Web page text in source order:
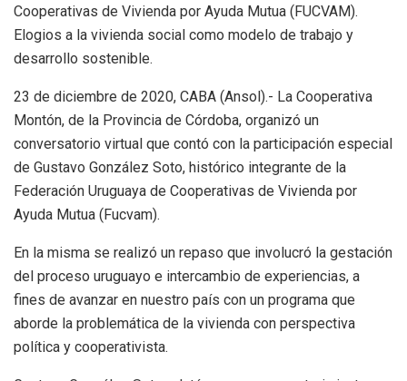
Cooperativas de Vivienda por Ayuda Mutua (FUCVAM).
Elogios a la vivienda social como modelo de trabajo y
desarrollo sostenible.
23 de diciembre de 2020, CABA (Ansol).- La Cooperativa
Montón, de la Provincia de Córdoba, organizó un
conversatorio virtual que contó con la participación especial
de Gustavo González Soto, histórico integrante de la
Federación Uruguaya de Cooperativas de Vivienda por
Ayuda Mutua (Fucvam).
En la misma se realizó un repaso que involucró la gestación
del proceso uruguayo e intercambio de experiencias, a
fines de avanzar en nuestro país con un programa que
aborde la problemática de la vivienda con perspectiva
política y cooperativista.